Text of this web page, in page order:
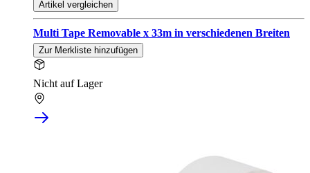
Artikel vergleichen
Multi Tape Removable x 33m in verschiedenen Breiten
Zur Merkliste hinzufügen
Nicht auf Lager